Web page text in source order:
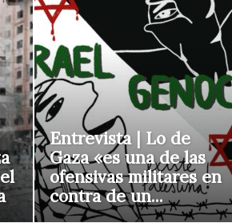
Entrevista | Lo de
Gaza «es una de las
ofensivas militares en
contra de un...